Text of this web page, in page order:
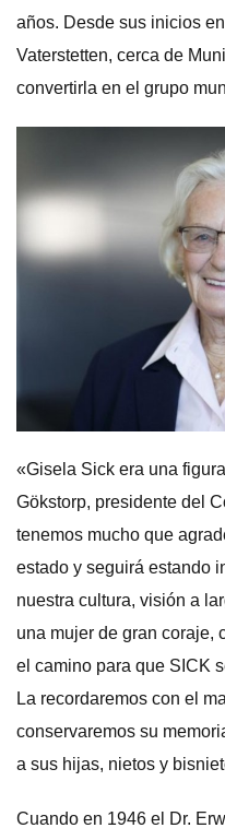
años. Desde sus inicios
Vaterstetten, cerca de
convertirla en el grupo
«Gisela Sick era una
Gökstorp, presidente del
tenemos mucho que
estado y seguirá estando
nuestra cultura, visión a
una mujer de gran coraje,
el camino para que SICK
La recordaremos con el
conservaremos su
a sus hijas, nietos y
Cuando en 1946 el Dr.